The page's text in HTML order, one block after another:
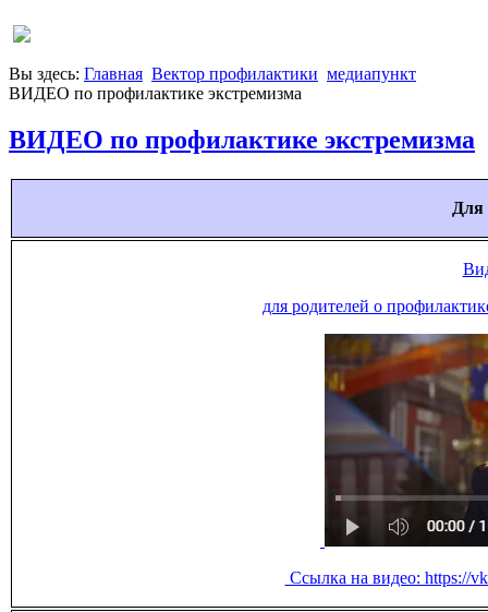
Вы здесь: Главная Вектор профилактики медиапункт
ВИДЕО по профилактике экстремизма
ВИДЕО по профилактике экстремизма
Для
для родителей о
Ссылка на видео: https://